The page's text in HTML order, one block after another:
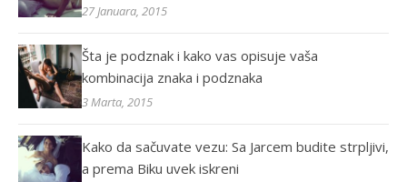
27 Januara, 2015
Šta je podznak i kako vas opisuje vaša
kombinacija znaka i podznaka
3 Marta, 2015
Kako da sačuvate vezu: Sa Jarcem budite strpljivi,
a prema Biku uvek iskreni